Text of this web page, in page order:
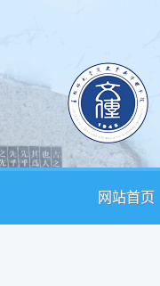
网站首页